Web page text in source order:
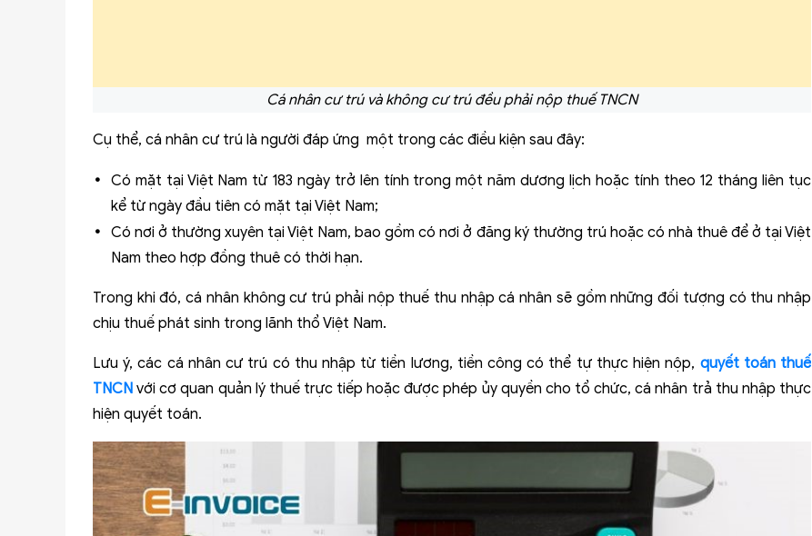
Cá nhân cư trú và không cư trú đều phải nộp thuế TNCN
Cụ thể, cá nhân cư trú là người đáp ứng một trong các điều kiện sau đây:
Có mặt tại Việt Nam từ 183 ngày trở lên tính trong một năm dương lịch hoặc tính theo 12 tháng liên tục
kể từ ngày đầu tiên có mặt tại Việt Nam;
Có nơi ở thường xuyên tại Việt Nam, bao gồm có nơi ở đăng ký thường trú hoặc có nhà thuê để ở tại Việt
Nam theo hợp đồng thuê có thời hạn.
Trong khi đó, cá nhân không cư trú phải nộp thuế thu nhập cá nhân sẽ gồm những đối tượng có thu nhập
chịu thuế phát sinh trong lãnh thổ Việt Nam.
Lưu ý, các cá nhân cư trú có thu nhập từ tiền lương, tiền công có thể tự thực hiện nộp, quyết toán thuế
TNCN với cơ quan quản lý thuế trực tiếp hoặc được phép ủy quyền cho tổ chức, cá nhân trả thu nhập thực
hiện quyết toán.